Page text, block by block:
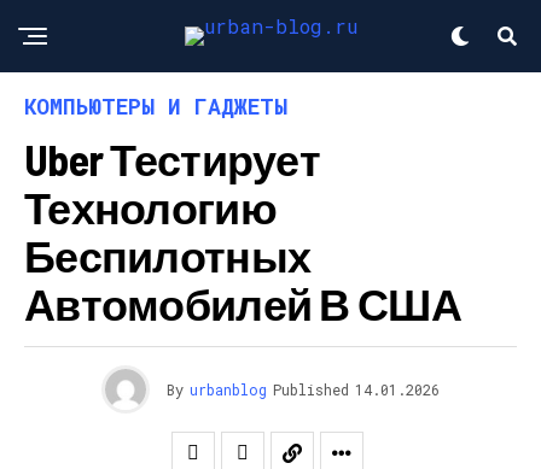
КОМПЬЮТЕРЫ И ГАДЖЕТЫ
Uber Тестирует
Технологию
Беспилотных
Автомобилей В США
By urbanblog Published 14.01.2026